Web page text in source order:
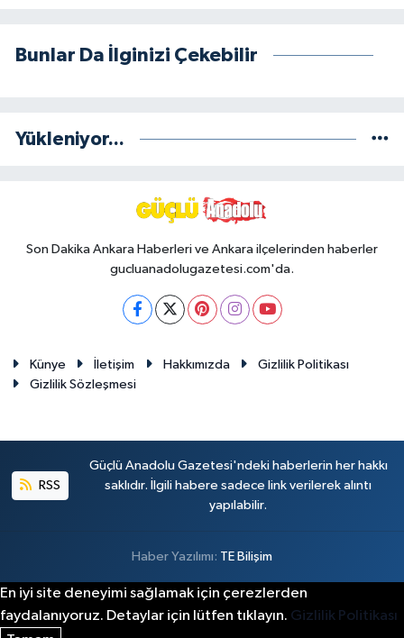
Bunlar Da İlginizi Çekebilir
Yükleniyor...
Son Dakika Ankara Haberleri ve Ankara ilçelerinden haberler
gucluanadolugazetesi.com'da.
Künye İletişim Hakkımızda
Gizlilik Politikası
Gizlilik Sözleşmesi
RSS
Güçlü Anadolu Gazetesi'ndeki haberlerin her hakkı
saklıdır. İlgili habere sadece link verilerek alıntı
yapılabilir.
Haber Yazılımı: TE Bilişim
En iyi site deneyimi sağlamak için çerezlerden
faydalanıyoruz. Detaylar için lütfen tıklayın. Gizlilik Politikası